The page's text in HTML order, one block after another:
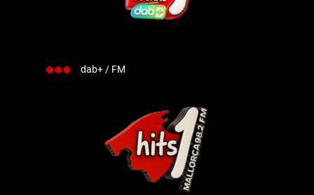
dab+ / FM